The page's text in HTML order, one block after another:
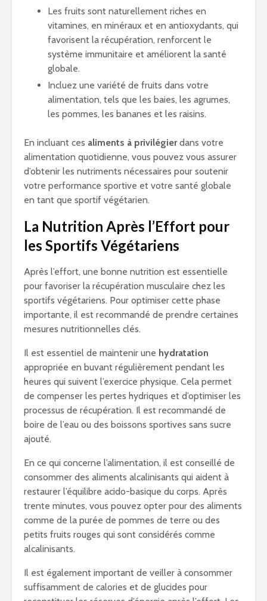
Les fruits sont naturellement riches en
vitamines, en minéraux et en antioxydants, qui
favorisent la récupération, renforcent le
système immunitaire et améliorent la santé
globale.
Incluez une variété de fruits dans votre
alimentation, tels que les baies, les agrumes,
les pommes, les bananes et les raisins.
En incluant ces aliments à privilégierdans votre
alimentation quotidienne, vous pouvez vous assurer
d’obtenir les nutriments nécessaires pour soutenir
votre performance sportive et votre santé globale
en tant que sportif végétarien.
La Nutrition Après l’Effort pour
les Sportifs Végétariens
Après l’effort, une bonne nutrition est essentielle
pour favoriser la récupération musculaire chez les
sportifs végétariens. Pour optimiser cette phase
importante, il est recommandé de prendre certaines
mesures nutritionnelles clés.
Il est essentiel de maintenir une hydratation
appropriée en buvant régulièrement pendant les
heures qui suivent l’exercice physique. Cela permet
de compenser les pertes hydriques et d’optimiser les
processus de récupération. Il est recommandé de
boire de l’eau ou des boissons sportives sans sucre
ajouté.
En ce qui concerne l’alimentation, il est conseillé de
consommer des aliments alcalinisants qui aident à
restaurer l’équilibre acido-basique du corps. Après
trente minutes, vous pouvez opter pour des aliments
comme de la purée de pommes de terre ou des
petits fruits rouges qui sont considérés comme
alcalinisants.
Il est également important de veiller à consommer
suffisamment de calories et de glucides pour